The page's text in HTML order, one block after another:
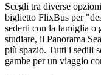
Scegli tra diverse
biglietto FlixBus per
sederti con la famiglia o
studiare, il Panorama
più spazio. Tutti i sedili
gambe per un viaggio